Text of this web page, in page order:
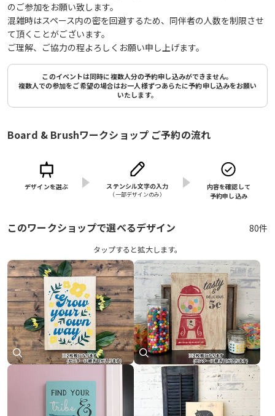
のご参加をお願い致します。
混雑時はスペース内の密を回避するため、同伴者の人数を制限させ
て頂くことがございます。
ご理解、ご協力の程よろしくお願い申し上げます。
このイベントは同時に複数人分の予約申し込みができません。
複数人での参加をご希望の場合はお一人様ずつあらたに予約申し込みをお願い
いたします。
Board & Brushワークショップ ご予約の流れ
デザインを選ぶ ステンシル文字の入力
（⼀部デザインのみ）
内容を確認して
予約申し込み
このワークショップで選べるデザイン 80件
タップすると拡⼤します。